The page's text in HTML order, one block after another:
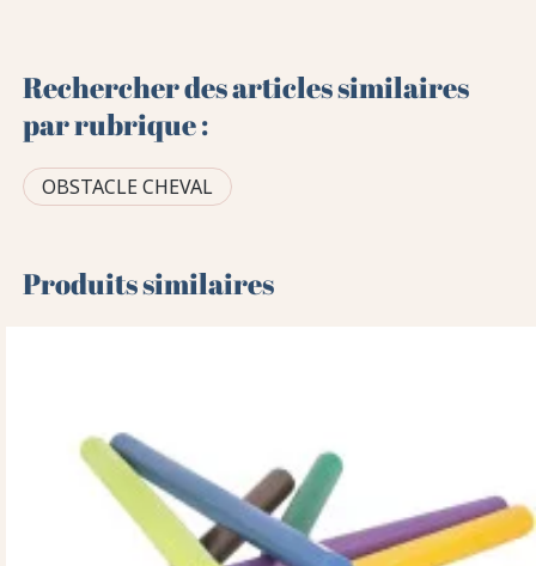
Rechercher des articles similaires
par rubrique :
OBSTACLE CHEVAL
Produits similaires